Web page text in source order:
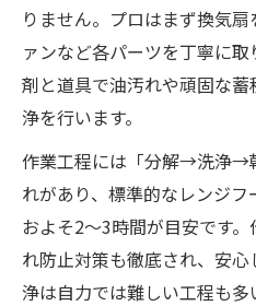
りません。プロはまず換気
ァンなど各パーツを丁寧に
剤と道具で油汚れや頑固な
浄を行います。
作業工程には「分解→洗浄→
れがあり、標準的なレンジ
およそ2～3時間が目安です
れ防止対策も徹底され、安
浄は自力では難しい工程も